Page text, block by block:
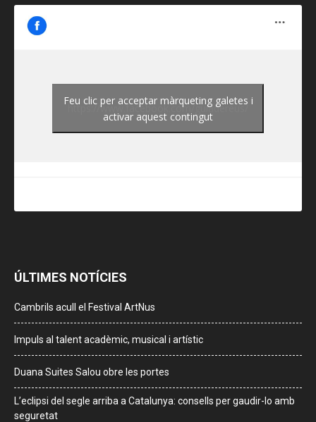
https://www.facebook.com/guiadereus/
Feu clic per acceptar màrqueting galetes i
activar aquest contingut
ÚLTIMES NOTÍCIES
Cambrils acull el Festival ArtNus
Impuls al talent acadèmic, musical i artístic
Duana Suites Salou obre les portes
L’eclipsi del segle arriba a Catalunya: consells per gaudir-lo amb
seguretat